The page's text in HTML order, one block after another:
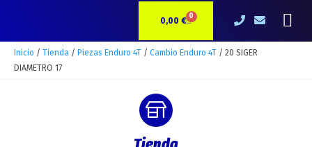
0,00 € 0CARRITO
Inicio / Tienda / Piezas Enduro 4T / Cambio Enduro 4T / 20 SIGER
DIAMETRO 17
17
cantidad